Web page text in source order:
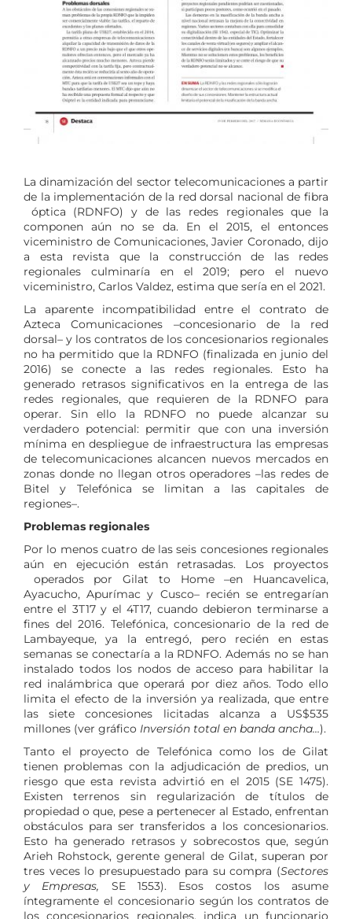
La dinamización del sector telecomunicaciones a partir
de la implementación de la red dorsal nacional de fibra
óptica (RDNFO) y de las redes regionales que la
componen aún no se da. En el 2015, el entonces
viceministro de Comunicaciones, Javier Coronado, dijo
a esta revista que la construcción de las redes
regionales culminaría en el 2019; pero el nuevo
viceministro, Carlos Valdez, estima que sería en el 2021.
La aparente incompatibilidad entre el contrato de
Azteca Comunicaciones –concesionario de la red
dorsal– y los contratos de los concesionarios regionales
no ha permitido que la RDNFO (finalizada en junio del
2016) se conecte a las redes regionales. Esto ha
generado retrasos significativos en la entrega de las
redes regionales, que requieren de la RDNFO para
operar. Sin ello la RDNFO no puede alcanzar su
verdadero potencial: permitir que con una inversión
mínima en despliegue de infraestructura las empresas
de telecomunicaciones alcancen nuevos mercados en
zonas donde no llegan otros operadores –las redes de
Bitel y Telefónica se limitan a las capitales de
regiones–.
Problemas regionales
Por lo menos cuatro de las seis concesiones regionales
aún en ejecución están retrasadas. Los proyectos
operados por Gilat to Home –en Huancavelica,
Ayacucho, Apurímac y Cusco– recién se entregarían
entre el 3T17 y el 4T17, cuando debieron terminarse a
fines del 2016. Telefónica, concesionario de la red de
Lambayeque, ya la entregó, pero recién en estas
semanas se conectaría a la RDNFO. Además no se han
instalado todos los nodos de acceso para habilitar la
red inalámbrica que operará por diez años. Todo ello
limita el efecto de la inversión ya realizada, que entre
las siete concesiones licitadas alcanza a US$535
millones (ver gráfico Inversión total en banda ancha…).
Tanto el proyecto de Telefónica como los de Gilat
tienen problemas con la adjudicación de predios, un
riesgo que esta revista advirtió en el 2015 (SE 1475).
Existen terrenos sin regularización de títulos de
propiedad o que, pese a pertenecer al Estado, enfrentan
obstáculos para ser transferidos a los concesionarios.
Esto ha generado retrasos y sobrecostos que, según
Arieh Rohstock, gerente general de Gilat, superan por
tres veces lo presupuestado para su compra (Sectores
y Empresas, SE 1553). Esos costos los asume
íntegramente el concesionario según los contratos de
los concesionarios regionales, indica un funcionario